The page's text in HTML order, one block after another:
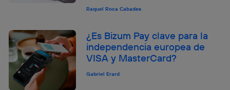
Raquel Roca Cabades
¿Es Bizum Pay clave para la
independencia europea de
VISA y MasterCard?
Gabriel Erard